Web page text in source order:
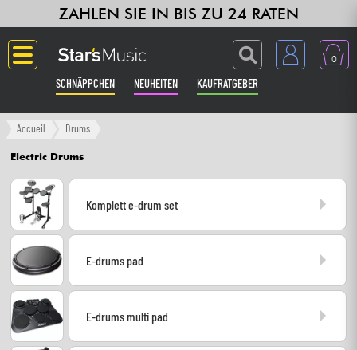
ZAHLEN SIE IN BIS ZU 24 RATEN
0
SCHNÄPPCHEN NEUHEITEN KAUFRATGEBER
Langue
Gitarre & Bass
Verstärker & Effekte
Synths & samplers
Accueil Drums
Electric Drums
Komplett e-drum set
E-drums pad
E-drums multi pad